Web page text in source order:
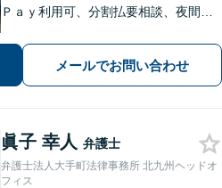
Ｐａｙ利用可、分割払要相談、夜間・
1年。インターネット問題、医療、離
婚、相続、後見、交通事故、借金、労
働、民事全般取扱い
メールでお問い合わせ
眞子 幸人 弁護士
弁護士法人大手町法律事務所 北九州ヘッドオ
フィス